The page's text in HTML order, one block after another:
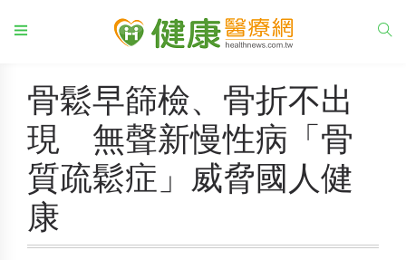
骨鬆早篩檢、骨折不出
現 無聲新慢性病「骨
質疏鬆症」威脅國人健
康